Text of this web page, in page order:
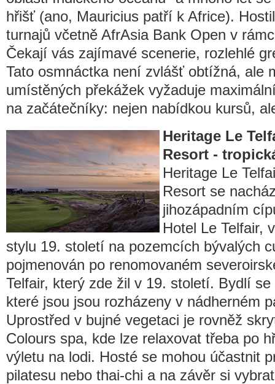
hřišť (ano, Mauricius patří k Africe).
turnajů včetně AfrAsia Bank Open v
Čekají vás zajímavé scenerie, rozlehlé
Tato osmnáctka není zvlášť obtížná, ale
umístěných překážek vyžaduje
na začátečníky: nejen nabídkou kursů,
Heritage Le
Resort -
Heritage Le
Resort se
jihozápadním
Hotel Le Telfair,
stylu 19. století na pozemcích bývalých
pojmenován po renomovaném
Telfair, který zde žil v 19. století. Bydlí
které jsou jsou rozházeny v nádherném
Uprostřed v bujné vegetaci je rovněž
Colours spa, kde lze relaxovat třeba po
výletu na lodi. Hosté se mohou účastnit
pilatesu nebo thai-chi a na závěr si